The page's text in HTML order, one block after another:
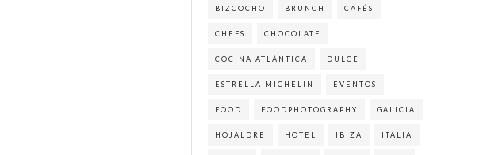
BIZCOCHO BRUNCH CAFÉS
CHEFS CHOCOLATE
COCINA ATLÁNTICA DULCE
ESTRELLA MICHELIN EVENTOS
FOOD FOODPHOTOGRAPHY GALICIA
HOJALDRE HOTEL IBIZA ITALIA